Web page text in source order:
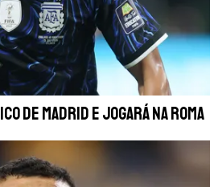
de Madrid e jogará na Roma